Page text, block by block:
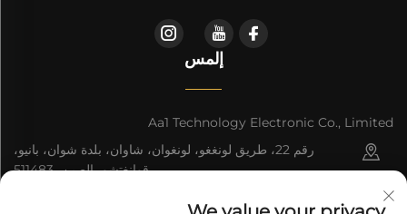
إلمس
Aa1 Technology Electronic Co., Limited
رقم 22، طريق لونغغو، لونغوان، شاوان، بلدة شوان، بانيو،
قوانغتشو، الصين، 511483
+86-19588875523